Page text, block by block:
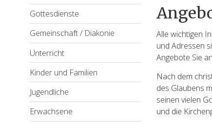
Alle wichtigen
und Adressen
Angebote Sie
Nach dem
des Glaubens
seinen vielen
und die
Zweit-
Sidebar
(Secondary)
Gottesdienste
Gemeinschaft / Diakonie
Unterricht
Kinder und Familien
Jugendliche
Erwachsene